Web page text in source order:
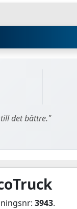
det bättre."
3943.